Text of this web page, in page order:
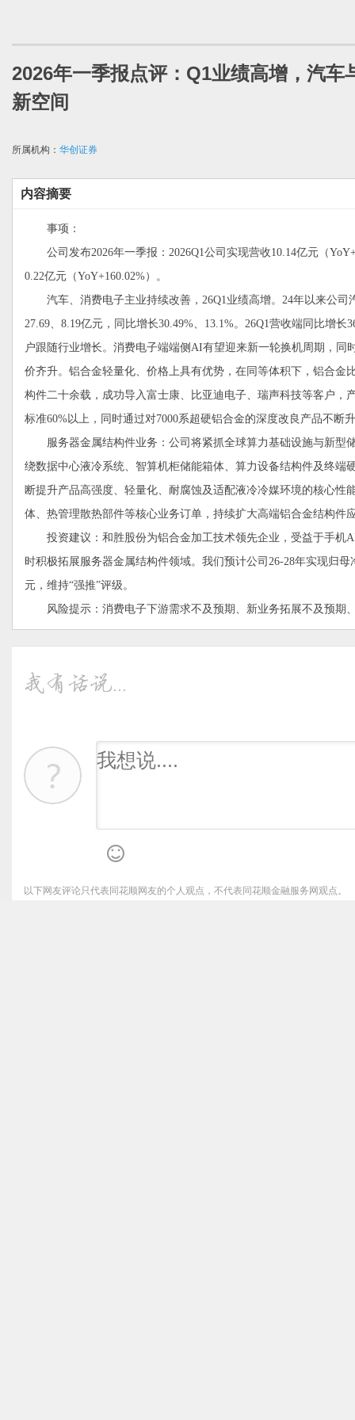
2026年一季报点评：Q1业绩高增，汽
新空间
所属机构： 华创证券
内容摘要
事项：
公司发布2026年一季报：2026Q1公司实现营收10.14亿元（
0.22亿元（YoY+160.02%）。
汽车、消费电子主业持续改善，26Q1业绩高增。24年以来公司
27.69、8.19亿元，同比增长30.49%、13.1%。26Q1营收端同比增
户跟随行业增长。消费电子端端侧AI有望迎来新一轮换机周期，
价齐升。铝合金轻量化、价格上具有优势，在同等体积下，铝合
构件二十余载，成功导入富士康、比亚迪电子、瑞声科技等客户，
标准60%以上，同时通过对7000系超硬铝合金的深度改良产品不断
服务器金属结构件业务：公司将紧抓全球算力基础设施与新型
绕数据中心液冷系统、智算机柜储能箱体、算力设备结构件及终
断提升产品高强度、轻量化、耐腐蚀及适配液冷冷媒环境的核心
体、热管理散热部件等核心业务订单，持续扩大高端铝合金结构件
投资建议：和胜股份为铝合金加工技术领先企业，受益于手机
时积极拓展服务器金属结构件领域。我们预计公司26-28年实现归
元，维持“强推”评级。
风险提示：消费电子下游需求不及预期、新业务拓展不及预期
以下网友评论只代表同花顺网友的个人观点，不代表同花顺金融服务网观点。